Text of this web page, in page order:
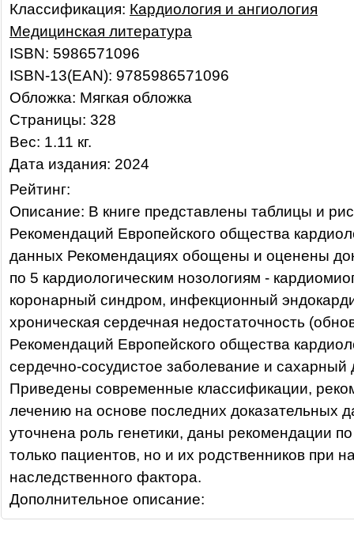
Классификация: Кардиология и ангиология
Медицинская литература
ISBN: 5986571096
ISBN-13(EAN): 9785986571096
Обложка: Мягкая обложка
Страницы: 328
Вес: 1.11 кг.
Дата издания: 2024
Рейтинг:
Описание: В книге представлены таблицы и
Рекомендаций Европейского общества
данных Рекомендациях обощены и оценены
по 5 кардиологическим нозологиям -
коронарный синдром, инфекционный
хроническая сердечная недостаточность
Рекомендаций Европейского общества
сердечно-сосудистое заболевание и сахарный
Приведены современные классификации,
лечению на основе последних доказательных
уточнена роль генетики, даны рекомендации
только пациентов, но и их родственников при
наследственного фактора.
Дополнительное описание: